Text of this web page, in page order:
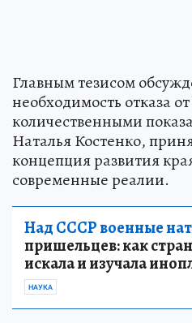
Главным тезисом
необходимость отказа
количественными
Наталья Костенко,
концепция развития
современные реалии.
Над СССР военные
пришельцев: как
искала и изучала
НАУКА